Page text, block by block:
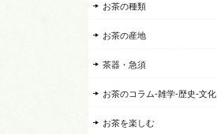
お茶の種類
お茶の産地
茶器・急須
お茶のコラム-雑学-歴史-文化
お茶を楽しむ